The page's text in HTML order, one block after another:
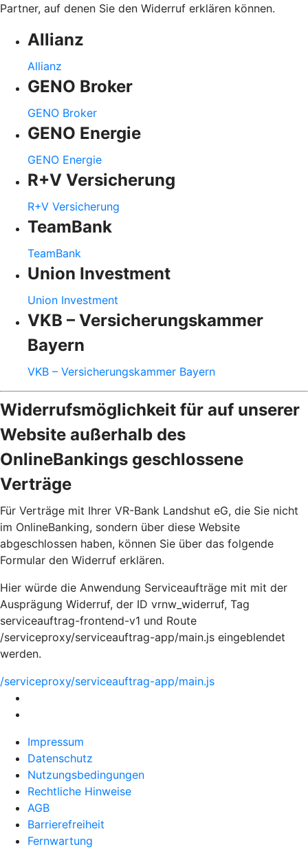
Partner, auf denen Sie den Widerruf erklären können.
Allianz
Allianz
GENO Broker
GENO Broker
GENO Energie
GENO Energie
R+V Versicherung
R+V Versicherung
TeamBank
TeamBank
Union Investment
Union Investment
VKB – Versicherungskammer
Bayern
VKB – Versicherungskammer Bayern
Widerrufsmöglichkeit für auf unserer
Website außerhalb des
OnlineBankings geschlossene
Verträge
Für Verträge mit Ihrer VR-Bank Landshut eG, die Sie nicht
im OnlineBanking, sondern über diese Website
abgeschlossen haben, können Sie über das folgende
Formular den Widerruf erklären.
Hier würde die Anwendung Serviceaufträge mit mit der
Ausprägung Widerruf, der ID vrnw_widerruf, Tag
serviceauftrag-frontend-v1 und Route
/serviceproxy/serviceauftrag-app/main.js eingeblendet
werden.
/serviceproxy/serviceauftrag-app/main.js
Impressum
Datenschutz
Nutzungsbedingungen
Rechtliche Hinweise
AGB
Barrierefreiheit
Fernwartung